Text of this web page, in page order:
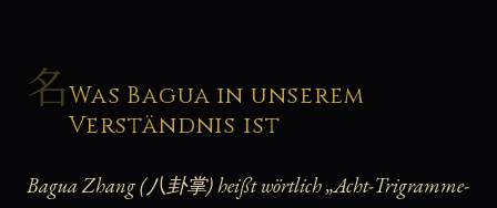
名Was Bagua in unserem
Verständnis ist
Bagua Zhang (八卦掌) heißt wörtlich „Acht-Trigramme-